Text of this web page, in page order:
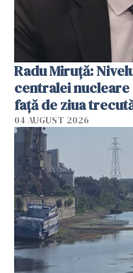
Radu Miruţă:
centralei nucleare
faţă de ziua
04 AUGUST 2026